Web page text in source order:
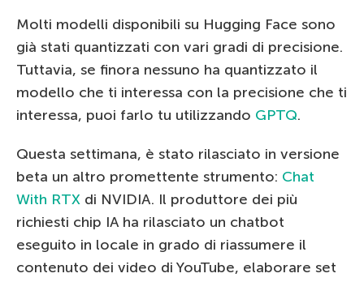
Molti modelli disponibili su Hugging Face sono
già stati quantizzati con vari gradi di precisione.
Tuttavia, se finora nessuno ha quantizzato il
modello che ti interessa con la precisione che ti
interessa, puoi farlo tu utilizzando GPTQ.
Questa settimana, è stato rilasciato in versione
beta un altro promettente strumento: Chat
With RTX di NVIDIA. Il produttore dei più
richiesti chip IA ha rilasciato un chatbot
eseguito in locale in grado di riassumere il
contenuto dei video di YouTube, elaborare set